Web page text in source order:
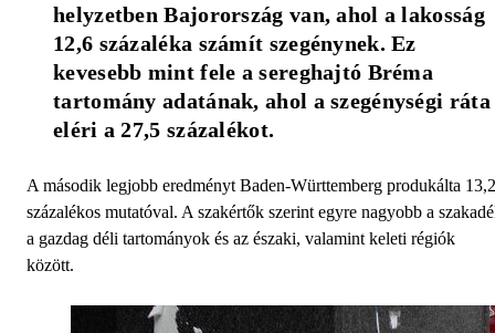
helyzetben Bajorország van, ahol a lakosság
12,6 százaléka számít szegénynek. Ez
kevesebb mint fele a sereghajtó Bréma
tartomány adatának, ahol a szegénységi ráta
eléri a 27,5 százalékot.
A második legjobb eredményt Baden-Württemberg produkálta 13,2
százalékos mutatóval. A szakértők szerint egyre nagyobb a
a gazdag déli tartományok és az északi, valamint keleti régiók
között.